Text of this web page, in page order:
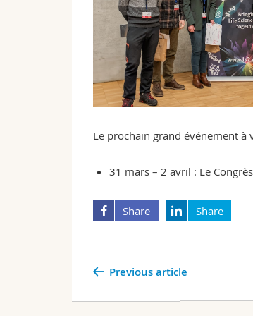
Le prochain grand événement à
31 mars – 2 avril : Le Congrès
Share Share
Previous article